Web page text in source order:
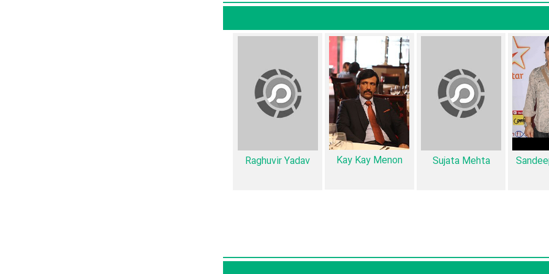
Sameera Awasthi،
Nandita Das Kay Kay Menon وRaghuvir Yadav
را در این اثر تجربه
کرده است. در میان بازیگران Dhaad نیز 14 همکاریِ اول رخ داده، به‌عبارت دیگر در این فیلم میان هر یک از 6 بازیگر با یکدیگر یک رابطه همکاری شکل گرفته
Sameeraو Nandita Das،Sameera Awasthi و Sandeep Kulkarni
Kay Kay Menon Sameera Awasthi
Raghuvir Yadav
Sujata Mehta
Kay Kay Menon
Raghuvir Yadav